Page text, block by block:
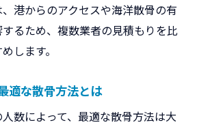
港からのアクセスや海洋散骨の有
るため、複数業者の見積もりを比
します。
適な散骨方法とは
数によって、最適な散骨方法は大